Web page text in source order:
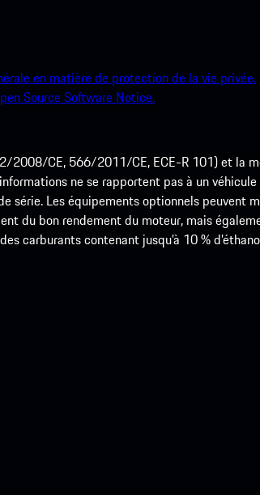
en matière de protection de la vie privée.
Source Software Notice.
2008/CE, 566/2011/CE, ECE-R 101) et la
ne se rapportent pas à un
série. Les équipements optionnels peuvent
du bon rendement du moteur, mais
carburants contenant jusqu’à 10 %